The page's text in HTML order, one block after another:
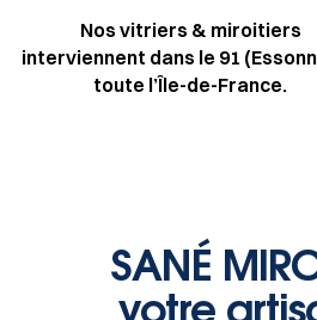
Nos vitriers & miroitiers
interviennent dans le 91
toute l’Île-de-France.
SANÉ
votre